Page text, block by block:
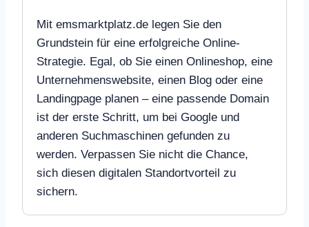
Mit emsmarktplatz.de legen Sie den
Grundstein für eine erfolgreiche Online-
Strategie. Egal, ob Sie einen Onlineshop, eine
Unternehmenswebsite, einen Blog oder eine
Landingpage planen – eine passende Domain
ist der erste Schritt, um bei Google und
anderen Suchmaschinen gefunden zu
werden. Verpassen Sie nicht die Chance,
sich diesen digitalen Standortvorteil zu
sichern.